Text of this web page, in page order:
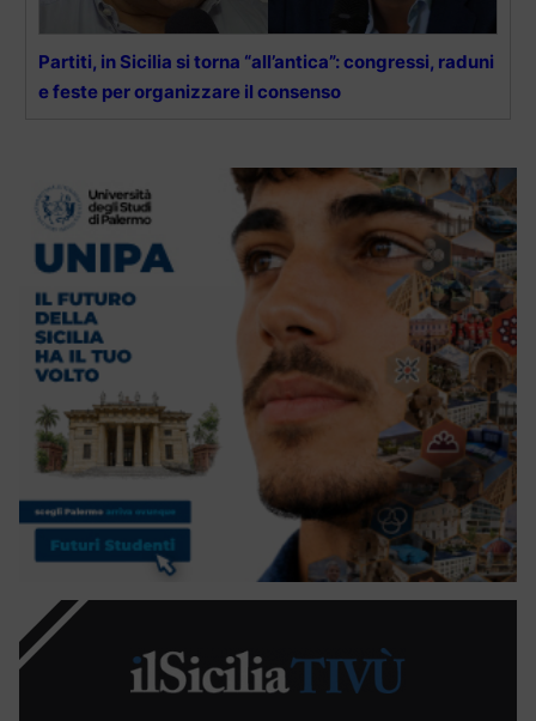
Partiti, in Sicilia si torna “all’antica”: congressi, raduni
e feste per organizzare il consenso